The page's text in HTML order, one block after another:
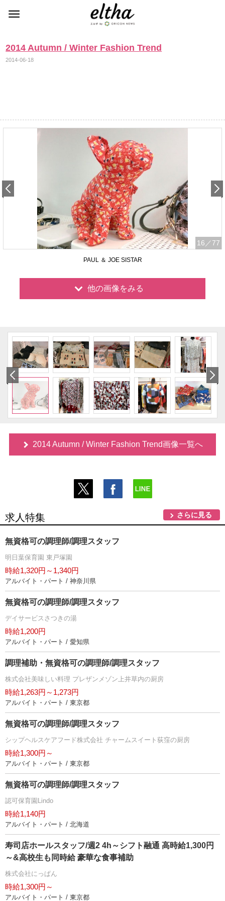
2014 Autumn / Winter Fashion Trend
2014-06-18
16 ／77
PAUL ＆ JOE SISTAR
他の画像をみる
2014 Autumn / Winter Fashion Trend画像一覧へ
求人特集 さらに見る
無資格可の調理師/調理スタッフ
明日葉保育園 東戸塚園
時給1,320円～1,340円
アルバイト・パート / 神奈川県
無資格可の調理師/調理スタッフ
デイサービスさつきの湯
時給1,200円
アルバイト・パート / 愛知県
調理補助・無資格可の調理師/調理スタッフ
株式会社美味しい料理 プレザンメゾン上井草内の厨房
時給1,263円～1,273円
アルバイト・パート / 東京都
無資格可の調理師/調理スタッフ
シップヘルスケアフード株式会社 チャームスイート荻窪の厨房
時給1,300円～
アルバイト・パート / 東京都
無資格可の調理師/調理スタッフ
認可保育園Lindo
時給1,140円
アルバイト・パート / 北海道
寿司店ホールスタッフ/週2 4h～シフト融通 高時給1,300円
～&高校生も同時給 豪華な食事補助
株式会社にっぱん
時給1,300円～
アルバイト・パート / 東京都